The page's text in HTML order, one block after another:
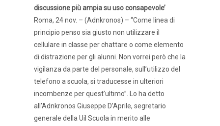
discussione più ampia su uso consapevole’
Roma, 24 nov. – (Adnkronos) – “Come linea di
principio penso sia giusto non utilizzare il
cellulare in classe per chattare o come elemento
di distrazione per gli alunni. Non vorrei però che la
vigilanza da parte del personale, sull’utilizzo del
telefono a scuola, si traducesse in ulteriori
incombenze per quest’ultimo”. Lo ha detto
all’Adnkronos Giuseppe D’Aprile, segretario
generale della Uil Scuola in merito alle